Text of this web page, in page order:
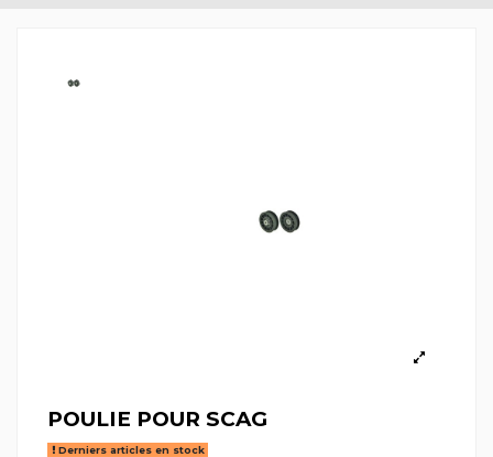
POULIE POUR SCAG
Derniers articles en stock